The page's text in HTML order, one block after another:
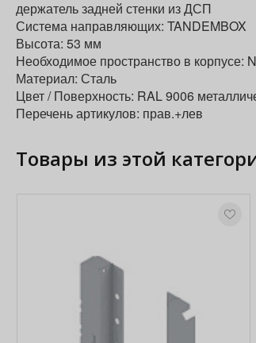
держатель задней стенки из ДСП
Система направляющих: TANDEMBOX
Высота: 53 мм
Необходимое пространство в корпусе:
Материал: Сталь
Цвет / Поверхность: RAL 9006
Перечень артикулов: прав.+лев
Товары из этой